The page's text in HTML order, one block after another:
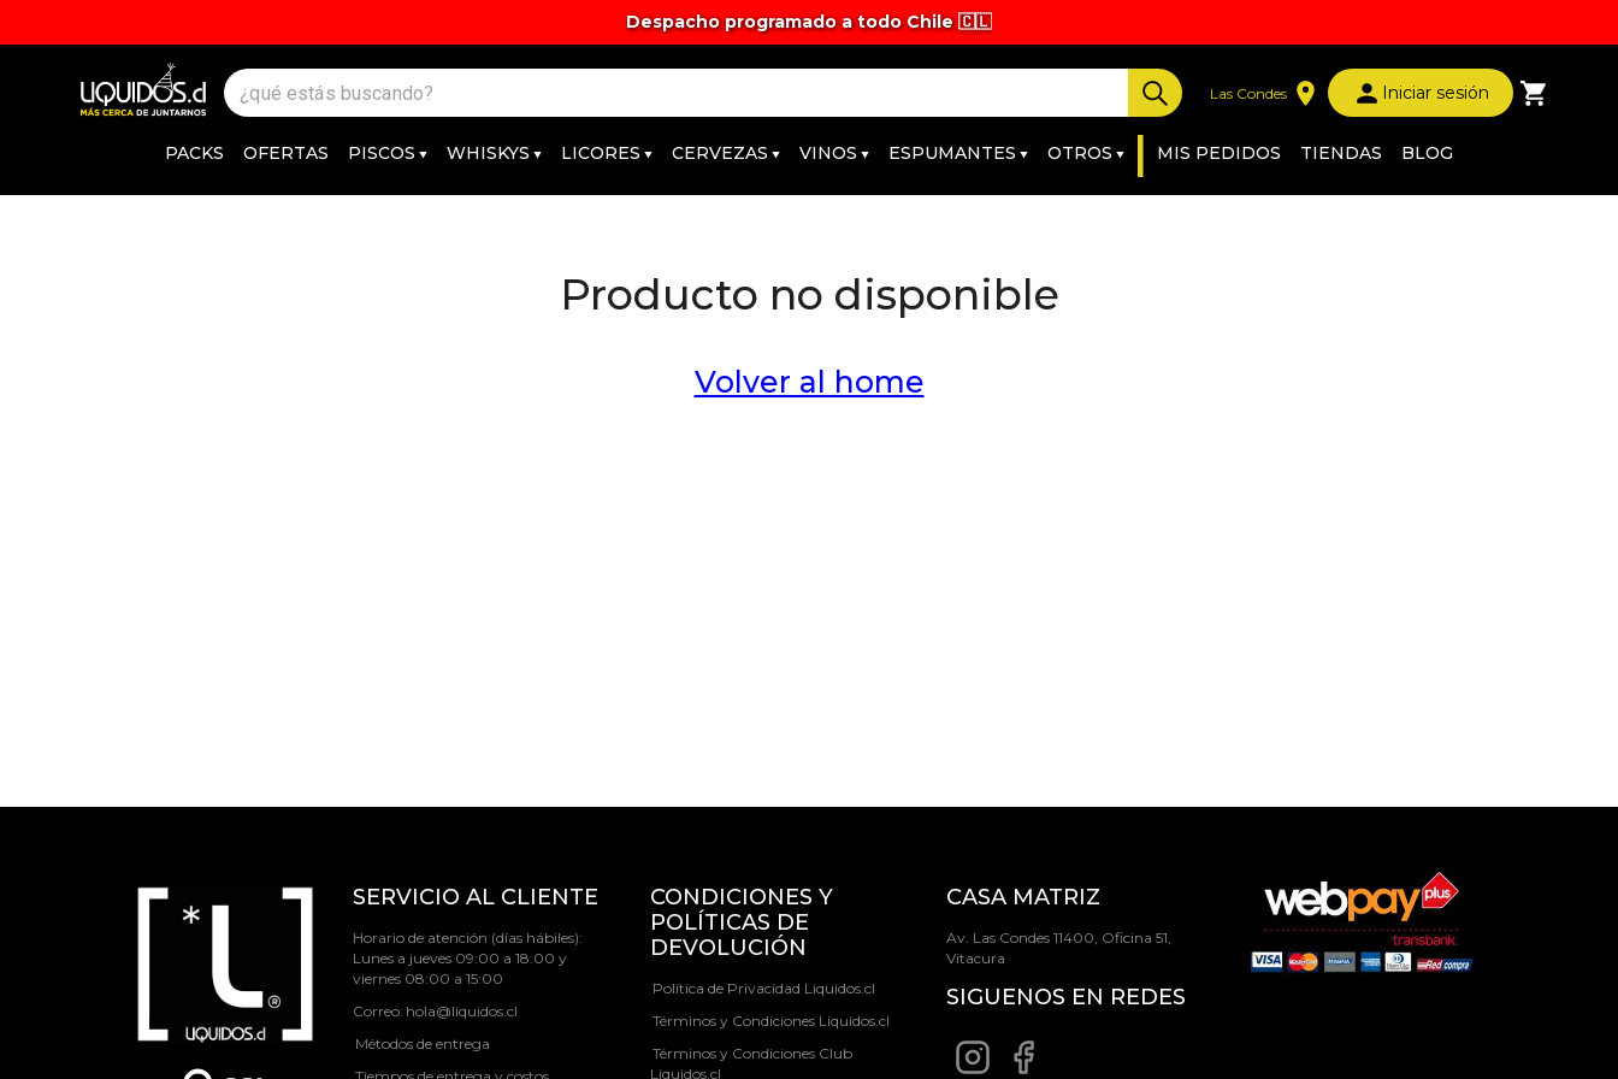
Despacho programado a todo Chile 🇨🇱
Tiempos y valores de despacho 🚚
Las Condes Iniciar sesión
PACKS OFERTAS PISCOS WHISKYS LICORES CERVEZAS VINOS ESPUMANTES OTROS | MIS PEDIDOS TIENDAS BLOG
Producto no disponible
Volver al home
SERVICIO AL CLIENTE
Horario de atención (días hábiles):
Lunes a jueves 09:00 a 18:00 y
viernes 08:00 a 15:00
Correo: hola@liquidos.cl
Métodos de entrega
CONDICIONES Y
POLÍTICAS DE
DEVOLUCIÓN
Política de Privacidad Liquidos.cl
Términos y Condiciones Liquidos.cl
Términos y Condiciones Club
Liquidos.cl
CASA MATRIZ
Av. Las Condes 11400, Oficina 51,
Vitacura
SIGUENOS EN REDES